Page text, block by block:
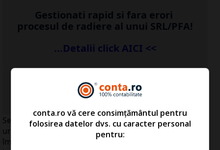
Gestionati rapid si fara erori
procesul de radiere al unui SRL/PFA!
...Detalii click AICI <<
...vezi detaliiAICI>>
Seismul puternic din Japonia, valurile tsunami care au
urmat şi accidentul nuclear de la Fukushima ar putea
împinge economia niponă în recesiune în următoarele
conta.ro vă cere consimțământul pentru
folosirea datelor dvs. cu caracter personal
pentru: